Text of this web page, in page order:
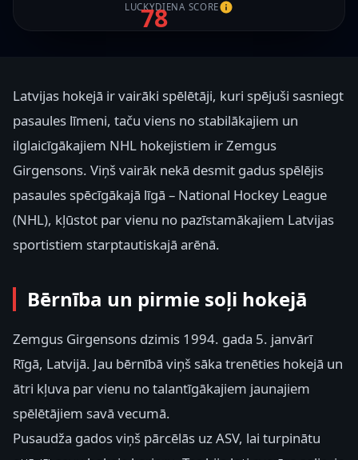
78
LUCKYDIENA SCORE
Latvijas hokejā ir vairāki spēlētāji, kuri spējuši sasniegt
pasaules līmeni, taču viens no stabilākajiem un
ilglaicīgākajiem NHL hokejistiem ir Zemgus
Girgensons. Viņš vairāk nekā desmit gadus spēlējis
pasaules spēcīgākajā līgā – National Hockey League
(NHL), kļūstot par vienu no pazīstamākajiem Latvijas
sportistiem starptautiskajā arēnā.
Bērnība un pirmie soļi hokejā
Zemgus Girgensons dzimis 1994. gada 5. janvārī
Rīgā, Latvijā. Jau bērnībā viņš sāka trenēties hokejā un
ātri kļuva par vienu no talantīgākajiem jaunajiem
spēlētājiem savā vecumā.
Pusaudža gados viņš pārcēlās uz ASV, lai turpinātu